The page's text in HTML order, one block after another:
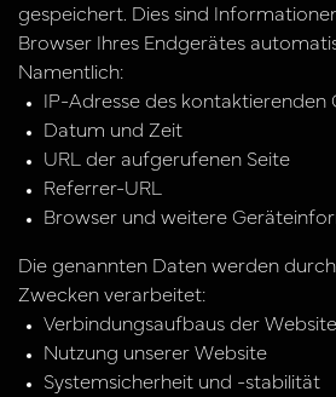
gespeichert. Dies sind
Browser Ihres Endgerätes
Namentlich:
IP-Adresse des kontaktierenden
Datum und Zeit
URL der aufgerufenen Seite
Referrer-URL
Browser und weitere
Die genannten Daten werden
Zwecken verarbeitet:
Verbindungsaufbaus der Website
Nutzung unserer Website
Systemsicherheit und -stabilität